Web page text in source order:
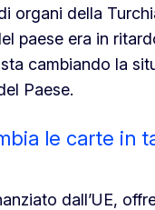
organi della
paese era in
cambiando la
Paese.
le carte in
dall’UE,